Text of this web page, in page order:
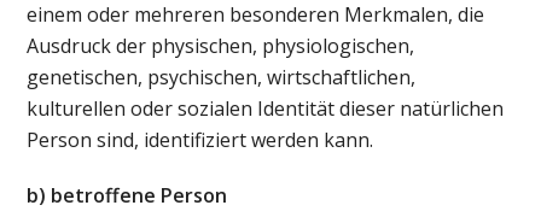
einem oder mehreren besonderen Merkmalen, die
Ausdruck der physischen, physiologischen,
genetischen, psychischen, wirtschaftlichen,
kulturellen oder sozialen Identität dieser natürlichen
Person sind, identifiziert werden kann.
b) betroffene Person